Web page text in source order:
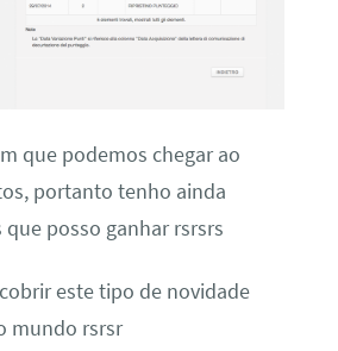
que podemos chegar ao
portanto tenho ainda
posso ganhar rsrsrs
este tipo de novidade
mundo rsrsr